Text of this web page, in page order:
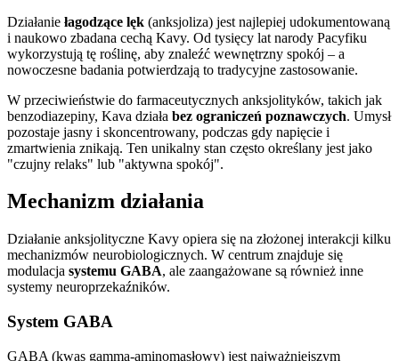
Działanie łagodzące lęk (anksjoliza) jest najlepiej udokumentowaną
i naukowo zbadana cechą Kavy. Od tysięcy lat narody Pacyfiku
wykorzystują tę roślinę, aby znaleźć wewnętrzny spokój – a
nowoczesne badania potwierdzają to tradycyjne zastosowanie.
W przeciwieństwie do farmaceutycznych anksjolityków, takich jak
benzodiazepiny, Kava działa bez ograniczeń poznawczych. Umysł
pozostaje jasny i skoncentrowany, podczas gdy napięcie i
zmartwienia znikają. Ten unikalny stan często określany jest jako
"czujny relaks" lub "aktywna spokój".
Mechanizm działania
Działanie anksjolityczne Kavy opiera się na złożonej interakcji kilku
mechanizmów neurobiologicznych. W centrum znajduje się
modulacja systemu GABA, ale zaangażowane są również inne
systemy neuroprzekaźników.
System GABA
GABA (kwas gamma-aminomasłowy) jest najważniejszym